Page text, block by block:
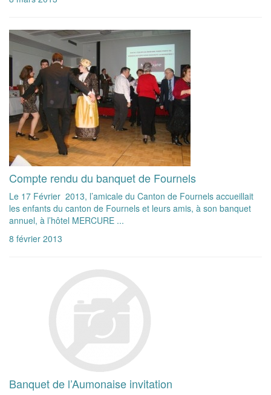
Compte rendu du banquet de Fournels
Le 17 Février 2013, l’amicale du Canton de Fournels accueillait
les enfants du canton de Fournels et leurs amis, à son banquet
annuel, à l’hôtel MERCURE ...
8 février 2013
Banquet de l’Aumonaise invitation